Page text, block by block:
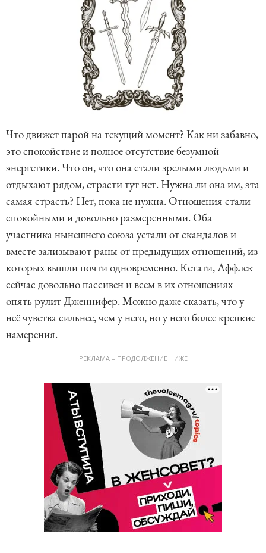
Что движет парой на текущий момент? Как ни забавно,
это спокойствие и полное отсутствие безумной
энергетики. Что он, что она стали зрелыми людьми и
отдыхают рядом, страсти тут нет. Нужна ли она им, эта
самая страсть? Нет, пока не нужна. Отношения стали
спокойными и довольно размеренными. Оба
участника нынешнего союза устали от скандалов и
вместе зализывают раны от предыдущих отношений, из
которых вышли почти одновременно. Кстати, Аффлек
сейчас довольно пассивен и всем в их отношениях
опять рулит Дженнифер. Можно даже сказать, что у
неё чувства сильнее, чем у него, но у него более крепкие
намерения.
РЕКЛАМА – ПРОДОЛЖЕНИЕ НИЖЕ